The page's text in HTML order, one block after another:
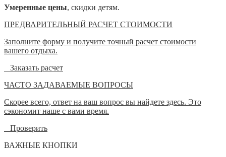
Умеренные цены, скидки детям.
ПРЕДВАРИТЕЛЬНЫЙ РАСЧЕТ СТОИМОСТИ
Заполните форму и получите точный расчет стоимости
вашего отдыха.
Заказать расчет
ЧАСТО ЗАДАВАЕМЫЕ ВОПРОСЫ
Скорее всего, ответ на ваш вопрос вы найдете здесь. Это
сэкономит наше с вами время.
Проверить
ВАЖНЫЕ КНОПКИ